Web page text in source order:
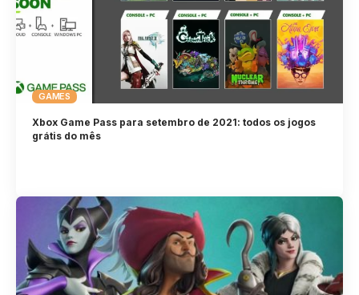
GAMES
Xbox Game Pass para setembro de 2021: todos os jogos
grátis do mês